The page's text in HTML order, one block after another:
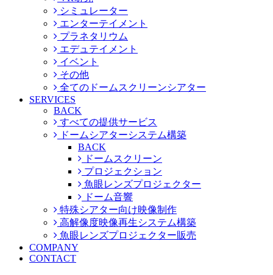
シミュレーター
エンターテイメント
プラネタリウム
エデュテイメント
イベント
その他
全てのドームスクリーンシアター
SERVICES
BACK
すべての提供サービス
ドームシアターシステム構築
BACK
ドームスクリーン
プロジェクション
魚眼レンズプロジェクター
ドーム音響
特殊シアター向け映像制作
高解像度映像再生システム構築
魚眼レンズプロジェクター販売
COMPANY
CONTACT